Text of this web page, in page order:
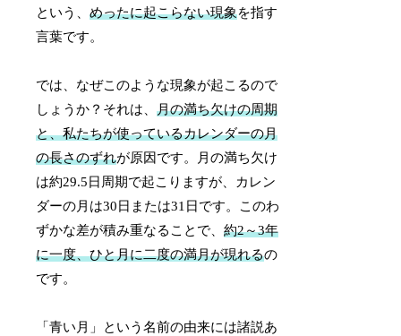
という、めったに起こらない現象を指す
言葉です。
では、なぜこのような現象が起こるので
しょうか？それは、月の満ち欠けの周期
と、私たちが使っているカレンダーの月
の長さのずれが原因です。月の満ち欠け
は約29.5日周期で起こりますが、カレン
ダーの月は30日または31日です。このわ
ずかな差が積み重なることで、約2～3年
に一度、ひと月に二度の満月が現れるの
です。
「青い月」という名前の由来には諸説あ